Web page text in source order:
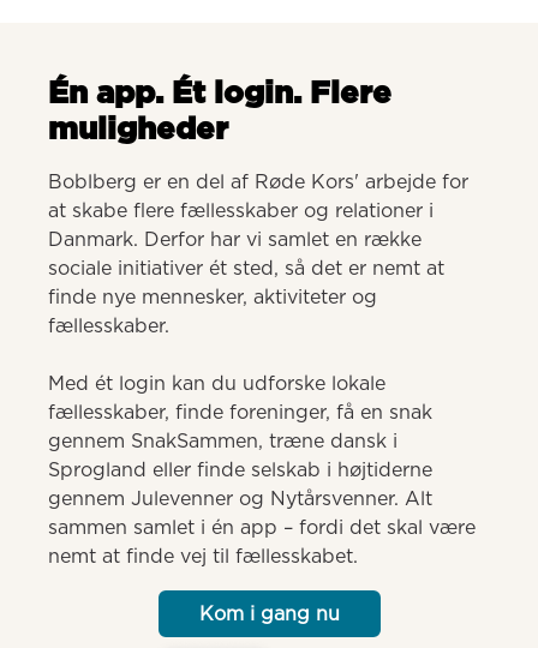
Én app. Ét login. Flere
muligheder
Boblberg er en del af Røde Kors' arbejde for
at skabe flere fællesskaber og relationer i
Danmark. Derfor har vi samlet en række
sociale initiativer ét sted, så det er nemt at
finde nye mennesker, aktiviteter og
fællesskaber.
Med ét login kan du udforske lokale
fællesskaber, finde foreninger, få en snak
gennem SnakSammen, træne dansk i
Sprogland eller finde selskab i højtiderne
gennem Julevenner og Nytårsvenner. Alt
sammen samlet i én app – fordi det skal være
nemt at finde vej til fællesskabet.
Kom i gang nu